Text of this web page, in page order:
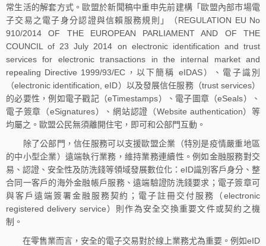
常生活的解套方式。歐盟於新聞稿中重申先前建構「歐盟內部市場電
子交易之電子身分認證與信賴服務規則」（REGULATION EU No
910/2014 OF THE EUROPEAN PARLIAMENT AND OF THE
COUNCIL of 23 July 2014 on electronic identification and trust
services for electronic transactions in the internal market and
repealing Directive 1999/93/EC，以下簡稱 eIDAS）、電子識別
（electronic identification, eID）以及發展信任服務（trust services）
的必要性，例如電子戳記（eTimestamps）、電子圖章（eSeals）、
電子簽章（eSignatures）、網站認證（Website authentication）等
均屬之。歐盟公民無須離開住宅，即可和公部門互動。
除了公部門，信任服務可以支援歐盟企業（特別是疫情嚴重地區
的中小型企業）遠端執行業務，維持業務連續性。例如金融服務對交
易、認證、安全性及防洗錢等領域發展數位化：eID識別客戶身分、整
合同一客戶的海外金融帳戶服務、遠端驗證防洗錢要求；電子簽章可
與客戶遠端簽署金融服務契約；電子註冊交付服務（electronic
registered delivery service）則作為安全交換重要文件或契約之機
制。
在零售業而言，安全的電子交易對於線上業務尤為重要。例如eID